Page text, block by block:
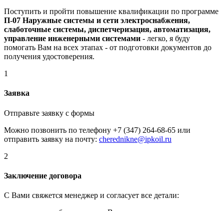
Поступить и пройти повышение квалификации по программе
П-07 Наружные системы и сети электроснабжения,
слаботочные системы, диспетчеризация, автоматизация,
управление инженерными системами - легко, я буду
помогать Вам на всех этапах - от подготовки документов до
получения удостоверения.
1
Заявка
Отправьте заявку с формы
Можно позвонить по телефону +7 (347) 264-68-65 или
отправить заявку на почту: cherednikne@ipkoil.ru
2
Заключение договора
С Вами свяжется менеджер и согласует все детали: